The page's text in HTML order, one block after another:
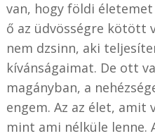
van, hogy földi
ő az üdvösségre kötött
nem dzsinn, aki
kívánságaimat. De ott
magányban, a
engem. Az az élet, amit
mint ami nélküle lenne.